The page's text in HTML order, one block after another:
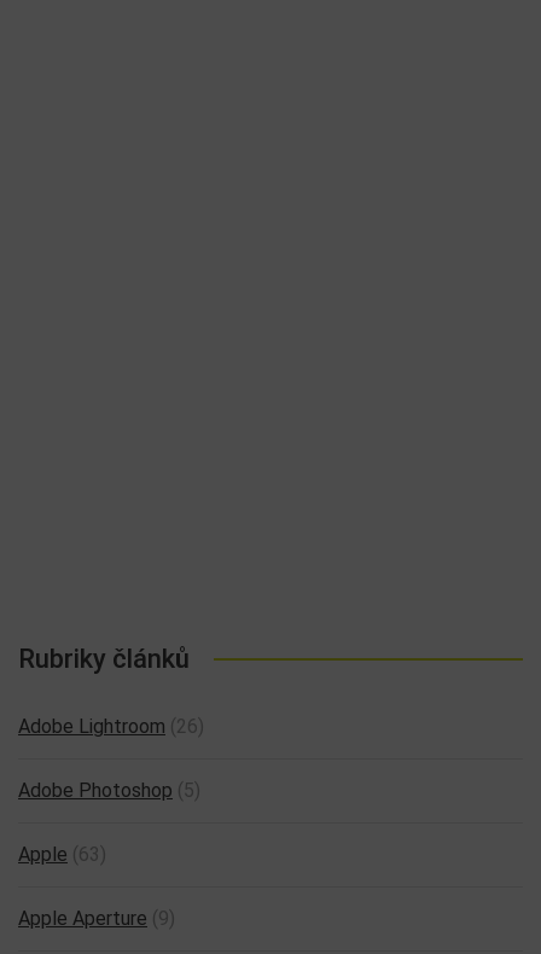
Rubriky článků
Adobe Lightroom (26)
Adobe Photoshop (5)
Apple (63)
Apple Aperture (9)